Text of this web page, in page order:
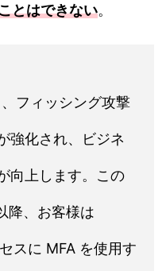
とはできない。
フィッシング攻撃
強化され、ビジネ
向上します。この
降、お客様は
スに MFA を使用す